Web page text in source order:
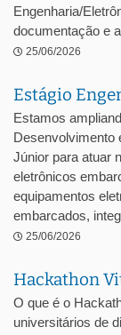
Engenharia/
documentação e
25/06/2026
Estágio
Estamos
Desenvolvimento
Júnior para atuar
eletrônicos
equipamentos
embarcados,
25/06/2026
Hackathon
O que é o
universitários de